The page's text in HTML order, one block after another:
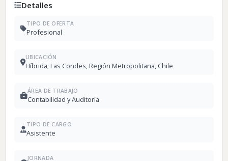
Detalles
TIPO DE OFERTA
Profesional
UBICACIÓN
Híbrida; Las Condes, Región Metropolitana, Chile
ÁREA DE TRABAJO
Contabilidad y Auditoría
TIPO DE CARGO
Asistente
JORNADA